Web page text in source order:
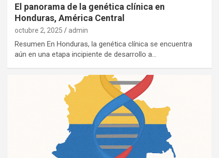
El panorama de la genética clínica en
Honduras, América Central
octubre 2, 2025 admin
Resumen En Honduras, la genética clínica se encuentra
aún en una etapa incipiente de desarrollo a…